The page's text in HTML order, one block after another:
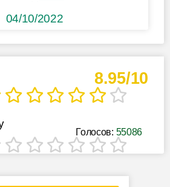
04/10/2022
8.95/10
Голосов: 55086